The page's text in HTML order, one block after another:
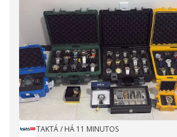
TAKTÁ/ HÁ 11 MINUTOS